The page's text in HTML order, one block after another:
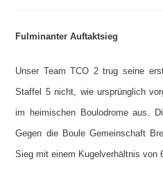
Fulminanter Auftaktsieg
Unser Team TCO 2 trug seine
Staffel 5 nicht, wie ursprünglich
im heimischen Boulodrome aus.
Gegen die Boule Gemeinschaft
Sieg mit einem Kugelverhältnis von